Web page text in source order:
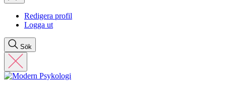
Redigera profil
Logga ut
Sök